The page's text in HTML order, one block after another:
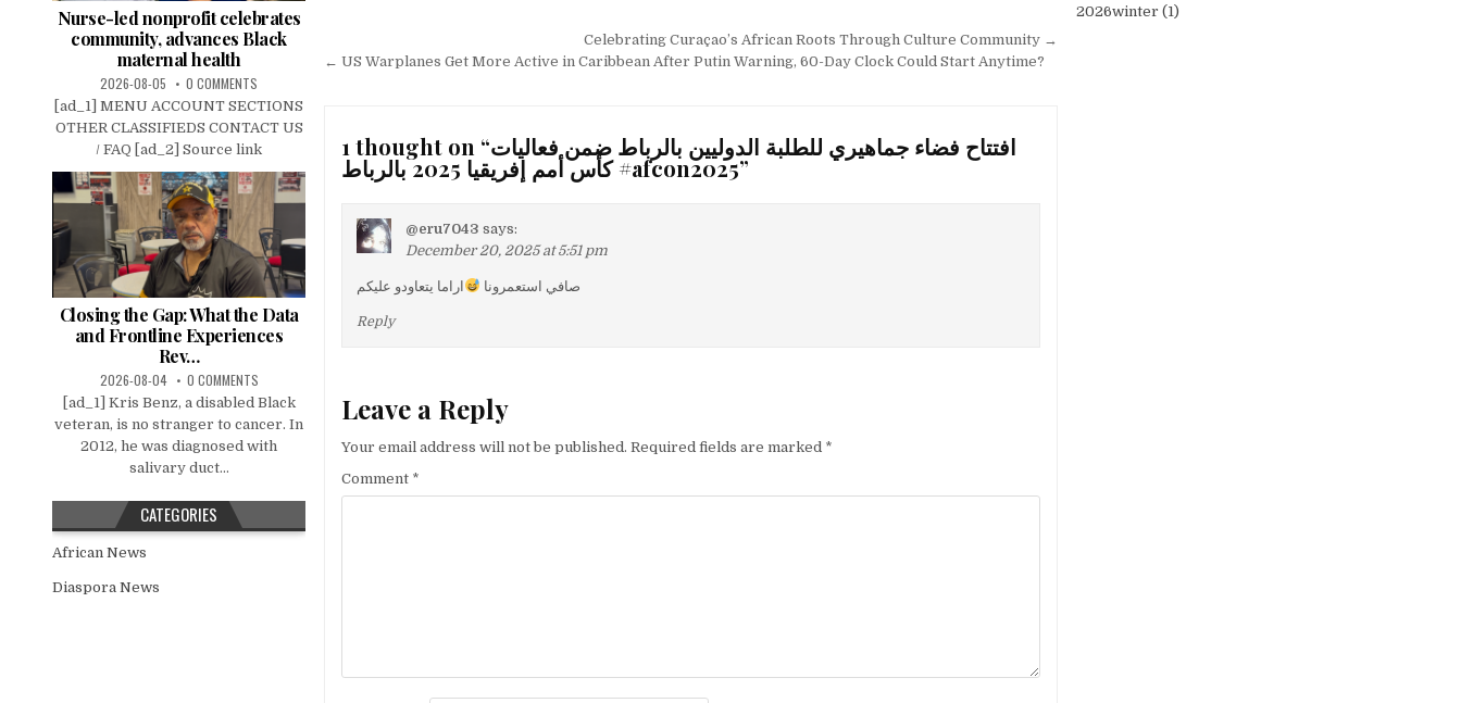
navigation
Celebrating Curaçao’s African Roots Through Culture Community →
← US Warplanes Get More Active in Caribbean After Putin Warning, 60-Day Clock Could Start Anytime?
1 thought on “افتتاح فضاء جماهيري للطلبة الدوليين بالرباط ضمن فعاليات
كأس أمم إفريقيا 2025 بالرباط #afcon2025”
@eru7043 says:
December 20, 2025 at 5:51 pm
صافي استعمرونا اراما يتعاودو عليكم
Reply
Leave a Reply
Your email address will not be published. Required fields are marked *
Comment *
Nurse-led nonprofit celebrates
community, advances Black
maternal health
2026-08-05 0 COMMENTS
[ad_1] MENU ACCOUNT SECTIONS
OTHER CLASSIFIEDS CONTACT US
/ FAQ [ad_2] Source link
Closing the Gap: What the Data
and Frontline Experiences
Rev…
2026-08-04 0 COMMENTS
[ad_1] Kris Benz, a disabled Black
veteran, is no stranger to cancer. In
2012, he was diagnosed with
salivary duct...
CATEGORIES
African News
Diaspora News
2026winter (1)